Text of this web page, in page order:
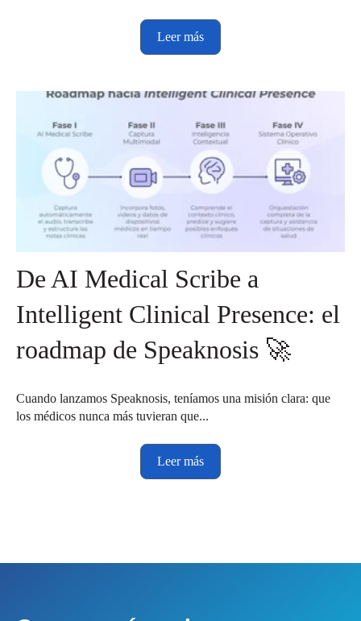
Leer más
De AI Medical Scribe a
Intelligent Clinical Presence: el
roadmap de Speaknosis 🚀
Cuando lanzamos Speaknosis, teníamos una misión clara: que
los médicos nunca más tuvieran que...
Leer más